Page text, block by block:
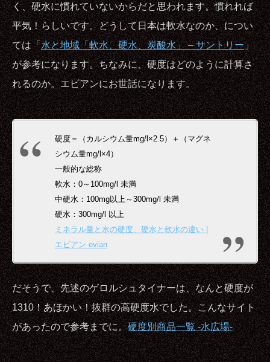
く、硬水に慣れていないからだと思われます。慣れれば
平気！らしいです。どうして日本は軟水なのか、につい
ては「水と地域「軟水、硬水、炭酸水」 – サントリー」
が参考になります。ちなみに、硬度はどのように計算さ
れるのか。エビアンにお世話になります。
硬度＝（カルシウム量mg/l×2.5）＋（マグネ
シウム量mg/l×4）
一般的な総称
軟水：0～100mg/l 未満
中硬水：100mg以上～300mg/l 未満
硬水：300mg/l 以上
ミネラル量と水の硬度、硬水と軟水の違い |
エビアン evian
だそうで、先述のゲロルシュタイナーは、なんと硬度が
1310！あほかい！抜群の高硬度水でした。こんなサイト
があったので参考までに。硬度別商品一覧 -水広場-